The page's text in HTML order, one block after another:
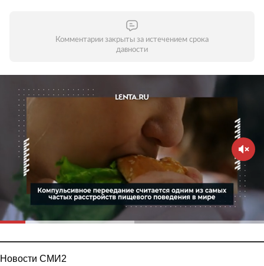
Комментарии закрыты за истечением срока
давности
Новости СМИ2